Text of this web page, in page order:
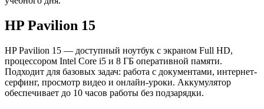
HP Pavilion 15
HP Pavilion 15 — доступный ноутбук с экраном Full HD,
процессором Intel Core i5 и 8 ГБ оперативной памяти.
Подходит для базовых задач: работа с документами, интернет-
серфинг, просмотр видео и онлайн-уроки. Аккумулятор
обеспечивает до 10 часов работы без подзарядки.